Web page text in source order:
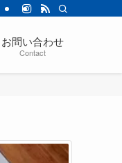
お問い合わせ
Contact